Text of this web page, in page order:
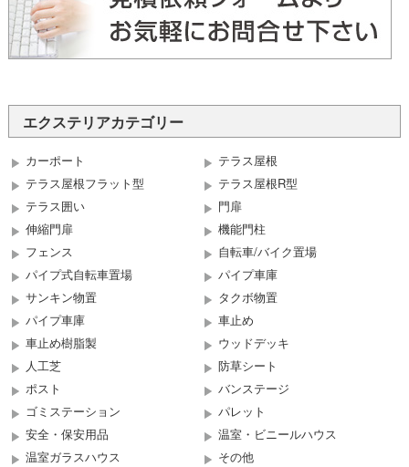
エクステリアカテゴリー
カーポート
テラス屋根
テラス屋根フラット型
テラス屋根R型
テラス囲い
門扉
伸縮門扉
機能門柱
フェンス
自転車/バイク置場
パイプ式自転車置場
パイプ車庫
サンキン物置
タクボ物置
パイプ車庫
車止め
車止め樹脂製
ウッドデッキ
人工芝
防草シート
ポスト
バンステージ
ゴミステーション
パレット
安全・保安用品
温室・ビニールハウス
温室ガラスハウス
その他